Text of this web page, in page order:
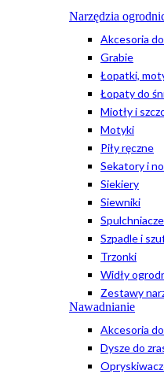
Narzędzia
Akcesoria
Grabie
Łopatki,
Łopaty do
Miotły i
Motyki
Piły ręczne
Sekatory i
Siekiery
Siewniki
Spulchniacze
Szpadle i
Trzonki
Widły
Zestawy
Nawadnianie
Akcesoria
Dysze do